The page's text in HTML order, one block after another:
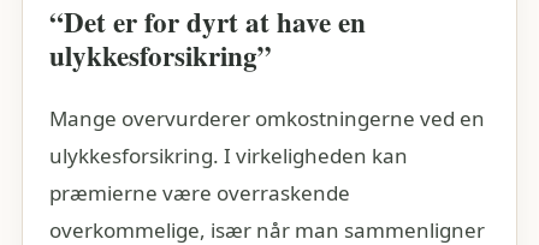
“Det er for dyrt at have en
ulykkesforsikring”
Mange overvurderer omkostningerne ved en
ulykkesforsikring. I virkeligheden kan
præmierne være overraskende
overkommelige, især når man sammenligner